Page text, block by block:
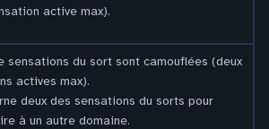
active max).
sensations du sort sont camouflées (deux
actives max).
deux des sensations du sorts pour
à un autre domaine.